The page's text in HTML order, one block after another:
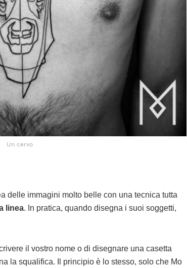
Un cervo
delle immagini molto belle con una tecnica tutta
linea. In pratica, quando disegna i suoi soggetti,
il vostro nome o di disegnare una casetta
la squalifica. Il principio è lo stesso, solo che Mo